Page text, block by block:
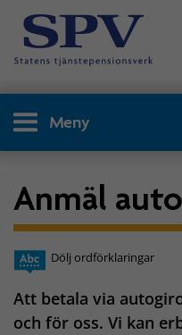
Meny
Anmäl
Dölj ordförklaringar
Att betala via
och för oss. Vi kan